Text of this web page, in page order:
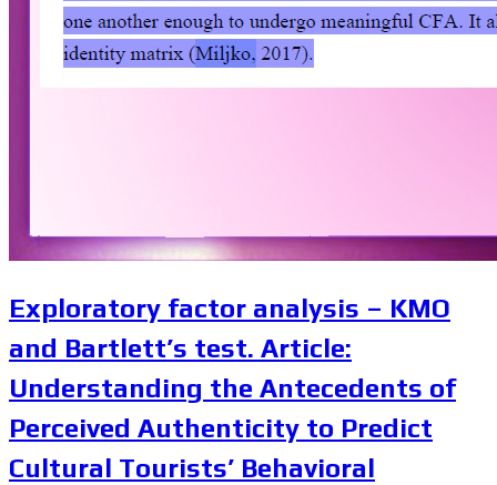
Exploratory factor analysis – KMO
and Bartlett’s test. Article:
Understanding the Antecedents of
Perceived Authenticity to Predict
Cultural Tourists’ Behavioral